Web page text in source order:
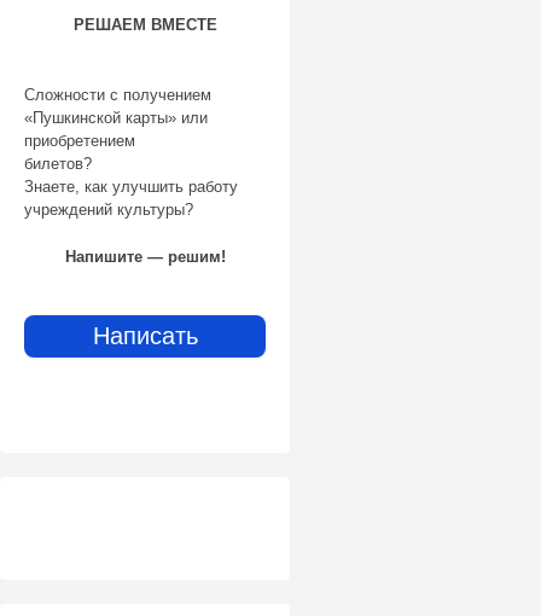
РЕШАЕМ ВМЕСТЕ
Сложности с получением
«Пушкинской карты» или
приобретением
билетов?
Знаете, как улучшить работу
учреждений культуры?
Напишите — решим!
Написать